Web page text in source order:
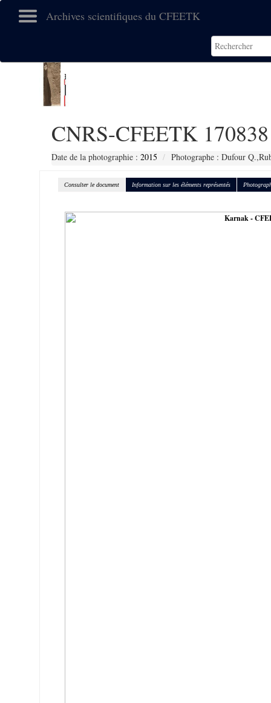
Archives scientifiques du CFEETK
CNRS-CFEETK 170838
Date de la photographie : 2015 Photographe : Dufour
Consulter le document Information sur les éléments représentés